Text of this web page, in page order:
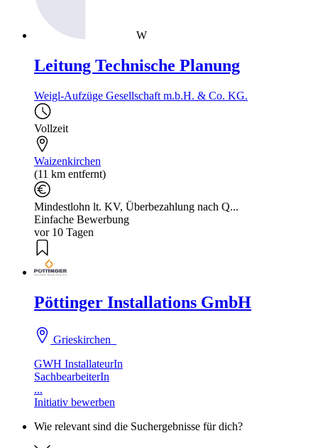
W
Leitung Technische Planung
Weigl-Aufzüge Gesellschaft m.b.H. & Co. KG.
Vollzeit
Waizenkirchen
(11 km entfernt)
Mindestlohn lt. KV, Überbezahlung nach Q...
Einfache Bewerbung
vor 10 Tagen
Pöttinger Installations GmbH
Grieskirchen
GWH InstallateurIn
SachbearbeiterIn
...
Initiativ bewerben
Wie relevant sind die Suchergebnisse für dich?